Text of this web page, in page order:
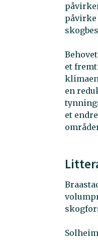
påvirke
et
en
et